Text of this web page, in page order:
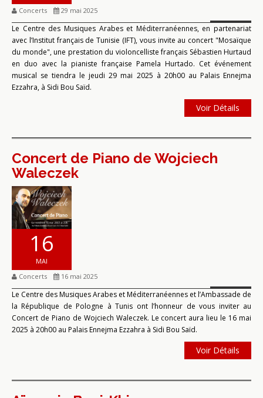
Concerts
29 mai 2025
Le Centre des Musiques Arabes et Méditerranéennes, en partenariat
avec l’Institut français de Tunisie (IFT), vous invite au concert "Mosaïque
du monde", une prestation du violoncelliste français Sébastien Hurtaud
en duo avec la pianiste française Pamela Hurtado. Cet événement
musical se tiendra le jeudi 29 mai 2025 à 20h00 au Palais Ennejma
Ezzahra, à Sidi Bou Saïd.
Voir Détails
Concert de Piano de Wojciech
Waleczek
16
MAI
Concerts
16 mai 2025
Le Centre des Musiques Arabes et Méditerranéennes et l’Ambassade de
la République de Pologne à Tunis ont l’honneur de vous inviter au
Concert de Piano de Wojciech Waleczek. Le concert aura lieu le 16 mai
2025 à 20h00 au Palais Ennejma Ezzahra à Sidi Bou Saïd.
Voir Détails